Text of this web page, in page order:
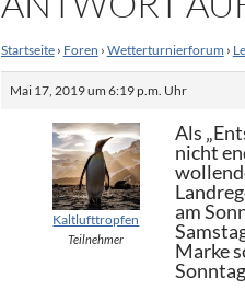
Startseite › Foren › Wetterturnierforum ›
Mai 17, 2019 um 6:19 p.m. Uhr
Kaltlufttropfen
Teilnehmer
Als
nicht
am
Marke